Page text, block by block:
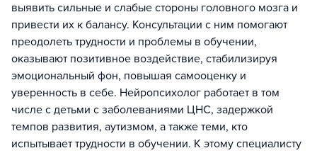
выявить сильные и слабые стороны головного мозга и
привести их к балансу. Консультации с ним помогают
преодолеть трудности и проблемы в обучении,
оказывают позитивное воздействие, стабилизируя
эмоциональный фон, повышая самооценку и
уверенность в себе. Нейропсихолог работает в том
числе с детьми с заболеваниями ЦНС, задержкой
темпов развития, аутизмом, а также теми, кто
испытывает трудности в обучении. К этому специалисту